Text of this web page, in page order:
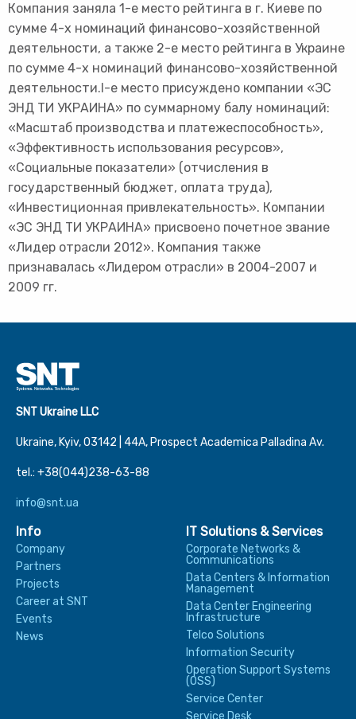
Компания заняла 1-е место рейтинга в г. Киеве по
сумме 4-х номинаций финансово-хозяйственной
деятельности, а также 2-е место рейтинга в Украине
по сумме 4-х номинаций финансово-хозяйственной
деятельности.I-е место присуждено компании «ЭС
ЭНД ТИ УКРАИНА» по суммарному балу номинаций:
«Масштаб производства и платежеспособность»,
«Эффективность использования ресурсов»,
«Социальные показатели» (отчисления в
государственный бюджет, оплата труда),
«Инвестиционная привлекательность». Компании
«ЭС ЭНД ТИ УКРАИНА» присвоено почетное звание
«Лидер отрасли 2012». Компания также
признавалась «Лидером отрасли» в 2004-2007 и
2009 гг.
SNT Ukraine LLC
Ukraine, Kyiv, 03142 | 44А, Prospect Academica Palladina Av.
tel.: +38(044)238-63-88
info@snt.ua
Info
Company
Partners
Projects
Career at SNT
Events
News
IT Solutions & Services
Corporate Networks &
Communications
Data Centers & Information
Management
Data Center Engineering
Infrastructure
Telco Solutions
Information Security
Operation Support Systems
(OSS)
Service Center
Service Desk